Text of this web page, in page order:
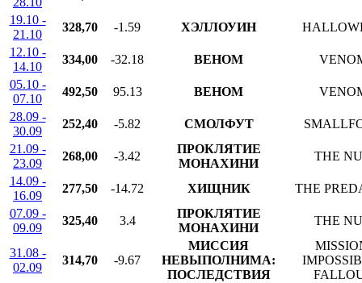
19.10 -
21.10
328,70 -1.59 ХЭЛЛОУИН
12.10 -
14.10
334,00 -32.18 ВЕНОМ
05.10 -
07.10
492,50 95.13 ВЕНОМ
28.09 -
30.09
252,40 -5.82 СМОЛФУТ
21.09 -
23.09
268,00 -3.42
ПРОКЛЯТИЕ
МОНАХИНИ
THE
14.09 -
16.09
277,50 -14.72 ХИЩНИК
THE
07.09 -
09.09
325,40 3.4
ПРОКЛЯТИЕ
МОНАХИНИ
THE
31.08 -
02.09
314,70 -9.67
МИССИЯ
НЕВЫПОЛНИМА:
ПОСЛЕДСТВИЯ